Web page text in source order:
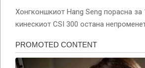
Хонгконшкиот Hang Seng порасна за
кинескиот CSI 300 остана